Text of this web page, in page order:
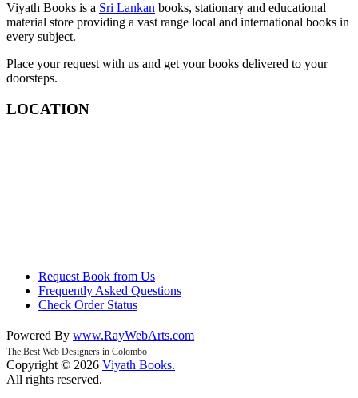
Viyath Books is a Sri Lankan books, stationary and educational
material store providing a vast range local and international books in
every subject.
Place your request with us and get your books delivered to your
doorsteps.
LOCATION
Request Book from Us
Frequently Asked Questions
Check Order Status
Powered By www.RayWebArts.com
The Best Web Designers in Colombo
Copyright © 2026 Viyath Books.
All rights reserved.